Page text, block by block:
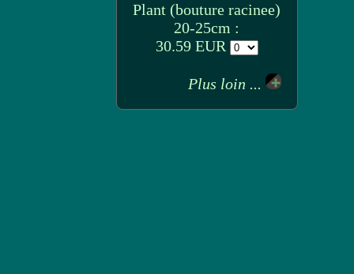
Plant (bouture racinee)
20-25cm :
30.59 EUR
Plus loin ...